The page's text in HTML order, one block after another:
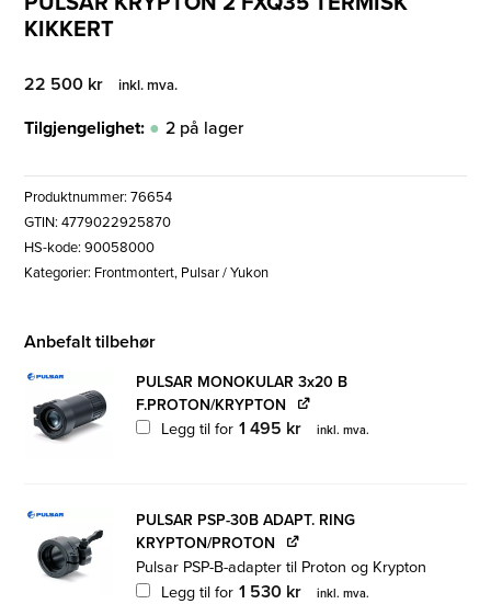
KIKKERT
22 500 kr inkl. mva.
Tilgjengelighet: 2 på lager
Produktnummer:76654
GTIN: 4779022925870
HS-kode: 90058000
Kategorier: Frontmontert, Pulsar / Yukon
Anbefalt tilbehør
PULSAR MONOKULAR 3x20 B
F.PROTON/KRYPTON
Legg til for 1 495 kr inkl. mva.
PULSAR PSP-30B ADAPT. RING
KRYPTON/PROTON
Pulsar PSP-B-adapter til Proton og Krypton
Legg til for 1 530 kr inkl. mva.